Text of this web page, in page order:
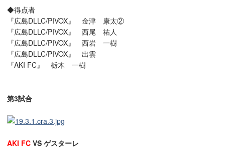
◆得点者
『広島DLLC/PIVOX』 金津 康太②
『広島DLLC/PIVOX』 西尾 祐人
『広島DLLC/PIVOX』 西岩 一樹
『広島DLLC/PIVOX』 出雲
『AKI FC』 栃木 一樹
第3試合
AKI FC VS ゲスターレ